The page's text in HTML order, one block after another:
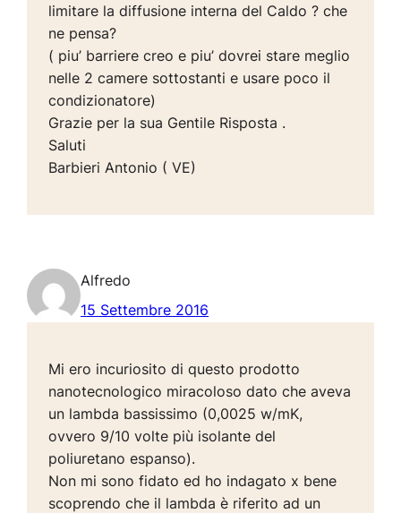
limitare la diffusione interna del Caldo ? che
ne pensa?
( piu’ barriere creo e piu’ dovrei stare meglio
nelle 2 camere sottostanti e usare poco il
condizionatore)
Grazie per la sua Gentile Risposta .
Saluti
Barbieri Antonio ( VE)
Alfredo
15 Settembre 2016
Mi ero incuriosito di questo prodotto
nanotecnologico miracoloso dato che aveva
un lambda bassissimo (0,0025 w/mK,
ovvero 9/10 volte più isolante del
poliuretano espanso).
Non mi sono fidato ed ho indagato x bene
scoprendo che il lambda è riferito ad un